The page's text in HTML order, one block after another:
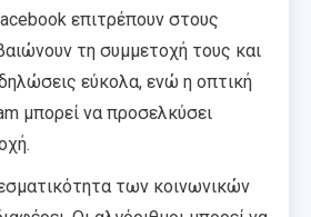
επιτρέπουν στους
τη συμμετοχή τους και
εύκολα, ενώ η οπτική
μπορεί να προσελκύσει
των κοινωνικών